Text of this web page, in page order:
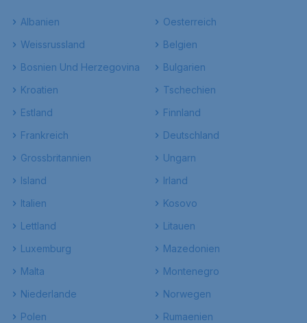
Albanien
Oesterreich
Weissrussland
Belgien
Bosnien Und Herzegovina
Bulgarien
Kroatien
Tschechien
Estland
Finnland
Frankreich
Deutschland
Grossbritannien
Ungarn
Island
Irland
Italien
Kosovo
Lettland
Litauen
Luxemburg
Mazedonien
Malta
Montenegro
Niederlande
Norwegen
Polen
Rumaenien